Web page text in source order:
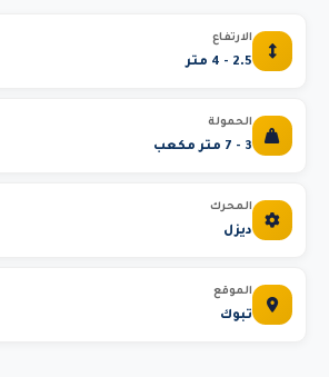
الارتفاع
2.5 - 4 متر
الحمولة
3 - 7 متر مكعب
المحرك
ديزل
الموقع
تبوك